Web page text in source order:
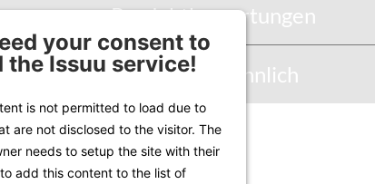
your consent to
the Issuu service!
is not permitted to load due to
are not disclosed to the visitor. The
needs to setup the site with their
add this content to the list of
Produktbewertungen
Abbildung Ähnlich
Infos unter Lieferung & Versand